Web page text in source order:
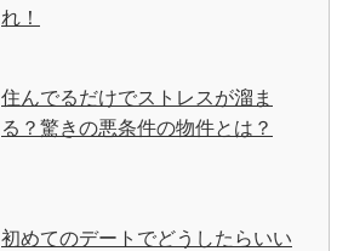
れ！
住んでるだけでストレスが溜ま
る？驚きの悪条件の物件とは？
初めてのデートでどうしたらいい